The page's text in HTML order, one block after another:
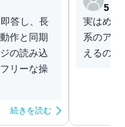
答し、長
作と同期
の読み込
リーな操
続きを読む
5
実はめっ
系のアプ
えるの